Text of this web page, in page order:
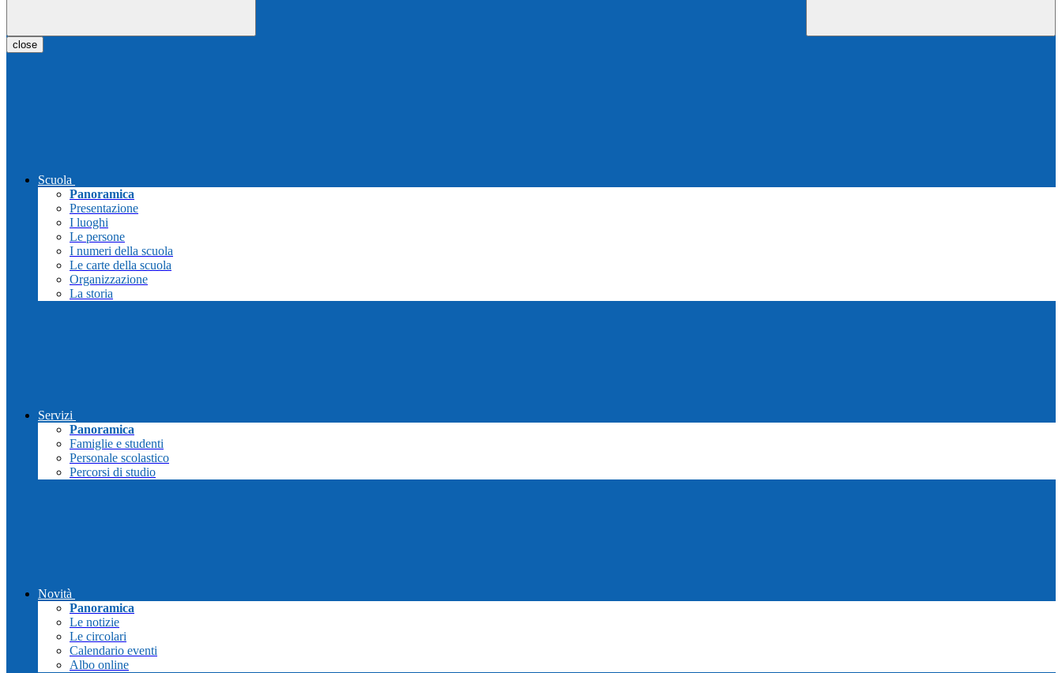
close
Scuola
Panoramica
Presentazione
I luoghi
Le persone
I numeri della scuola
Le carte della scuola
Organizzazione
La storia
Servizi
Panoramica
Famiglie e studenti
Personale scolastico
Percorsi di studio
Novità
Panoramica
Le notizie
Le circolari
Calendario eventi
Albo online